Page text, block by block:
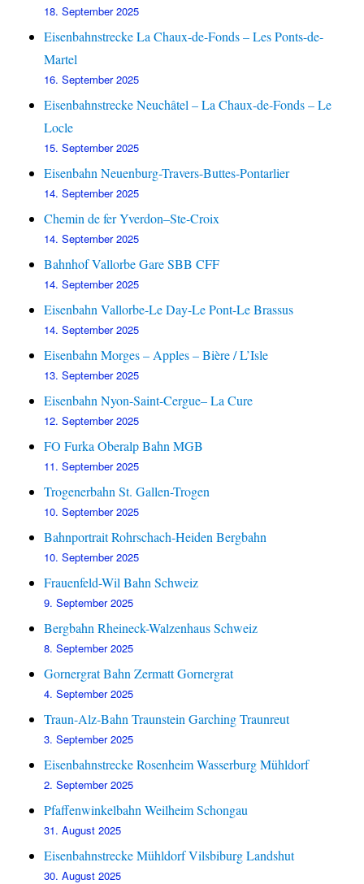
18. September 2025
Eisenbahnstrecke La Chaux-de-Fonds – Les Ponts-de-
Martel
16. September 2025
Eisenbahnstrecke Neuchâtel – La Chaux-de-Fonds – Le
Locle
15. September 2025
Eisenbahn Neuenburg-Travers-Buttes-Pontarlier
14. September 2025
Chemin de fer Yverdon–Ste-Croix
14. September 2025
Bahnhof Vallorbe Gare SBB CFF
14. September 2025
Eisenbahn Vallorbe-Le Day-Le Pont-Le Brassus
14. September 2025
Eisenbahn Morges – Apples – Bière / L’Isle
13. September 2025
Eisenbahn Nyon-Saint-Cergue– La Cure
12. September 2025
FO Furka Oberalp Bahn MGB
11. September 2025
Trogenerbahn St. Gallen-Trogen
10. September 2025
Bahnportrait Rohrschach-Heiden Bergbahn
10. September 2025
Frauenfeld-Wil Bahn Schweiz
9. September 2025
Bergbahn Rheineck-Walzenhaus Schweiz
8. September 2025
Gornergrat Bahn Zermatt Gornergrat
4. September 2025
Traun-Alz-Bahn Traunstein Garching Traunreut
3. September 2025
Eisenbahnstrecke Rosenheim Wasserburg Mühldorf
2. September 2025
Pfaffenwinkelbahn Weilheim Schongau
31. August 2025
Eisenbahnstrecke Mühldorf Vilsbiburg Landshut
30. August 2025